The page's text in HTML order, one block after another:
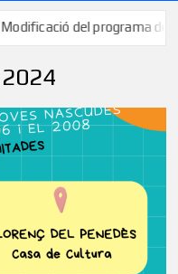
del programa de la